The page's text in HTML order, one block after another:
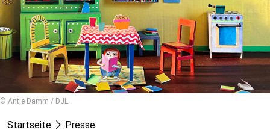
© Antje Damm / DJL
Startseite Presse